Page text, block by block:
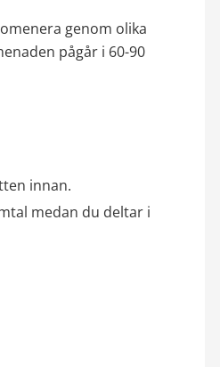
genom olika
pågår i 60-90
innan.
medan du deltar i